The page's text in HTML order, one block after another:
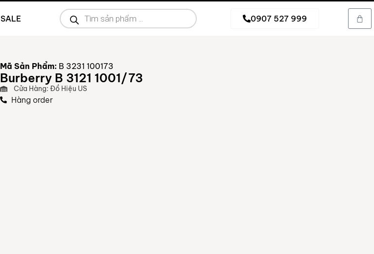
SALE 0907 527 999
Mã Sản Phẩm: B 3231 100173
Burberry B 3121 1001/73
Cửa Hàng: Đồ Hiệu US
Hàng order